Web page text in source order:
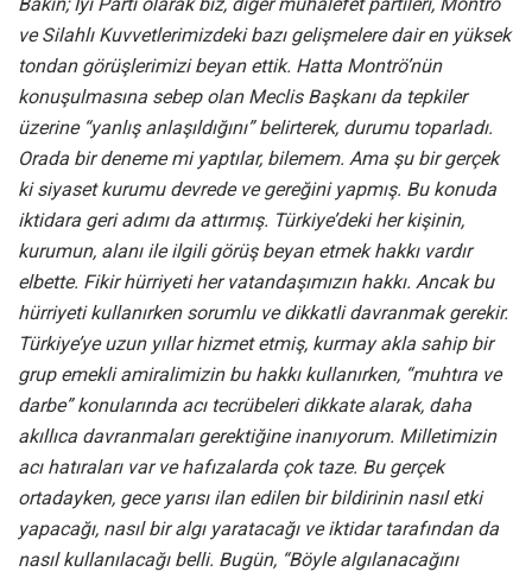
ve Silahlı Kuvvetlerimizdeki bazı gelişmelere dair en yüksek
tondan görüşlerimizi beyan ettik. Hatta Montrö’nün
konuşulmasına sebep olan Meclis Başkanı da tepkiler
üzerine “yanlış anlaşıldığını” belirterek, durumu toparladı.
Orada bir deneme mi yaptılar, bilemem. Ama şu bir gerçek
ki siyaset kurumu devrede ve gereğini yapmış. Bu konuda
iktidara geri adımı da attırmış. Türkiye’deki her kişinin,
kurumun, alanı ile ilgili görüş beyan etmek hakkı vardır
elbette. Fikir hürriyeti her vatandaşımızın hakkı. Ancak bu
hürriyeti kullanırken sorumlu ve dikkatli davranmak gerekir.
Türkiye’ye uzun yıllar hizmet etmiş, kurmay akla sahip bir
grup emekli amiralimizin bu hakkı kullanırken, “muhtıra ve
darbe” konularında acı tecrübeleri dikkate alarak, daha
akıllıca davranmaları gerektiğine inanıyorum. Milletimizin
acı hatıraları var ve hafızalarda çok taze. Bu gerçek
ortadayken, gece yarısı ilan edilen bir bildirinin nasıl etki
yapacağı, nasıl bir algı yaratacağı ve iktidar tarafından da
nasıl kullanılacağı belli. Bugün, “Böyle algılanacağını